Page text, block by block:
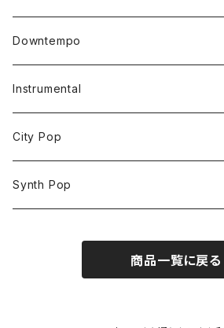
Downtempo
Instrumental
City Pop
Synth Pop
商品一覧に戻る